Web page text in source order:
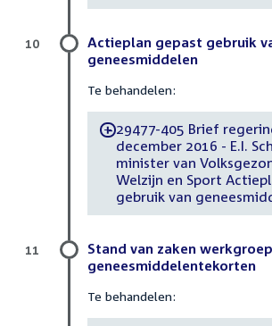
Actieplan gepast gebruik
geneesmiddelen
Te behandelen:
-29477-405 Brief
december 2016 - E.I.
minister van
Welzijn en Sport
gebruik van
10
Stand van zaken werkgroep
geneesmiddelentekorten
Te behandelen:
11